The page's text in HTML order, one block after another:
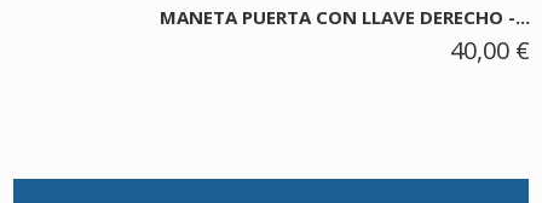
MANETA PUERTA CON LLAVE DERECHO -...
40,00 €